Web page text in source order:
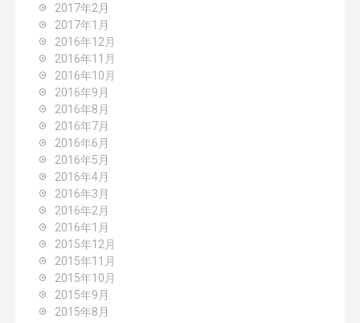
2017年2月
2017年1月
2016年12月
2016年11月
2016年10月
2016年9月
2016年8月
2016年7月
2016年6月
2016年5月
2016年4月
2016年3月
2016年2月
2016年1月
2015年12月
2015年11月
2015年10月
2015年9月
2015年8月